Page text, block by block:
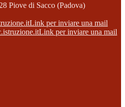
Piove di Sacco (Padova)
Link per inviare una mail
Link per inviare una mail